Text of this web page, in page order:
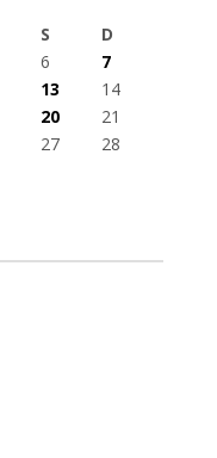
S
D
6
7
13
14
20
21
27
28